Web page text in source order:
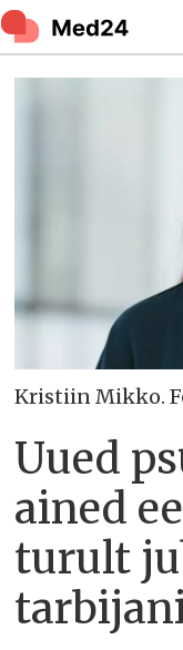
Kristiin Mikko.
Uued
ained
turult